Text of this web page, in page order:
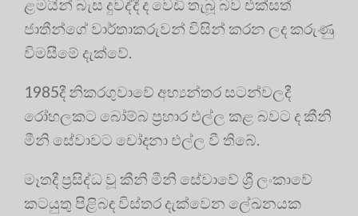
ළමයින් බැස දුවද්දී ද වෙඩි තැබූ බව එක්සත්
ජාතීන්ගේ වාර්තාකරුවන් විසින් කරන ලද කරුණු
විමසීමේ දැක්වේ.
1985දී නිකරගුවාවේ අභ්‍යන්තර සටන්වලදී
රෝහලකට බෝම්බ ප්‍රහාර එල්ල කළ බවට ද කීනි
මීනි සේවාවට චෝදනා එල්ල වී තිබේ.
මෑතදී ප්‍රසිද්ධ වූ කීනි මීනි සේවාවේ ශ්‍රී ලංකාවේ
කටයුතු පිළිබඳ විස්තර දැක්වෙන ලේඛනයක